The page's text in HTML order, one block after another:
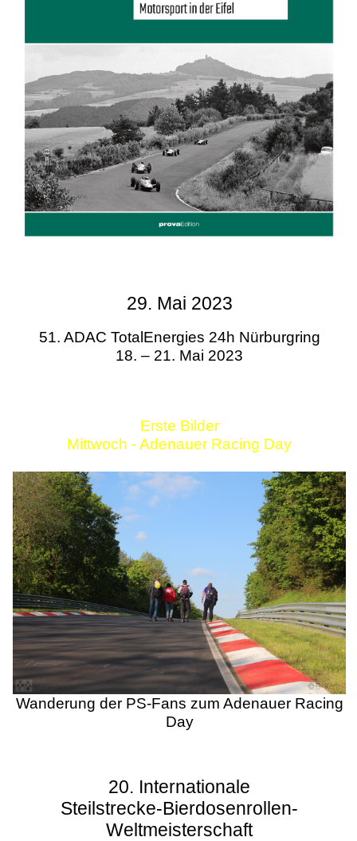
29. Mai 2023
51. ADAC TotalEnergies 24h Nürburgring
18. – 21. Mai 2023
Erste Bilder
Mittwoch - Adenauer Racing Day
Wanderung der PS-Fans zum Adenauer Racing
Day
20. Internationale
Steilstrecke-Bierdosenrollen-
Weltmeisterschaft